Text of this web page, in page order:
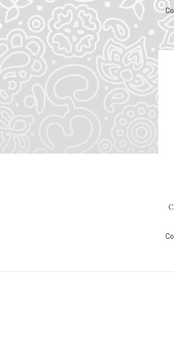
7.00€
NOMBRE DEL PRODUCTO